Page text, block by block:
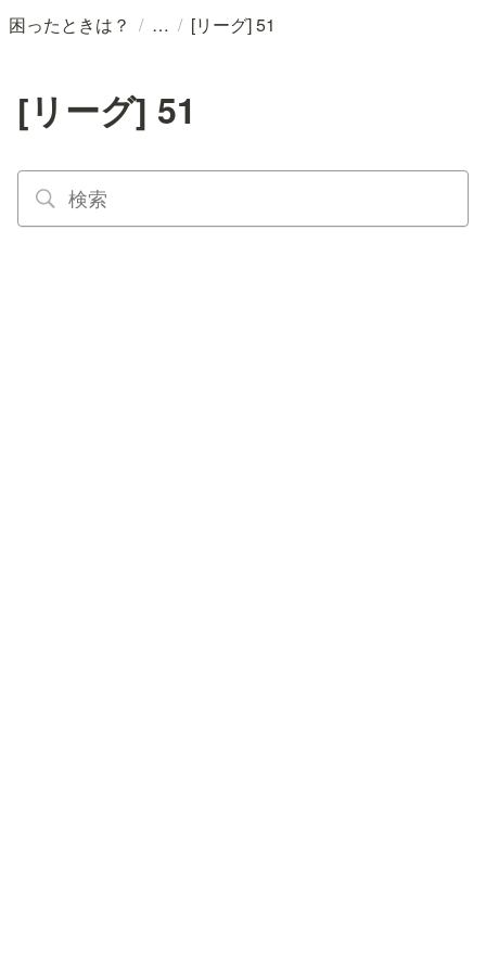
困ったときは？ / / [リーグ] 51
[リーグ] 51